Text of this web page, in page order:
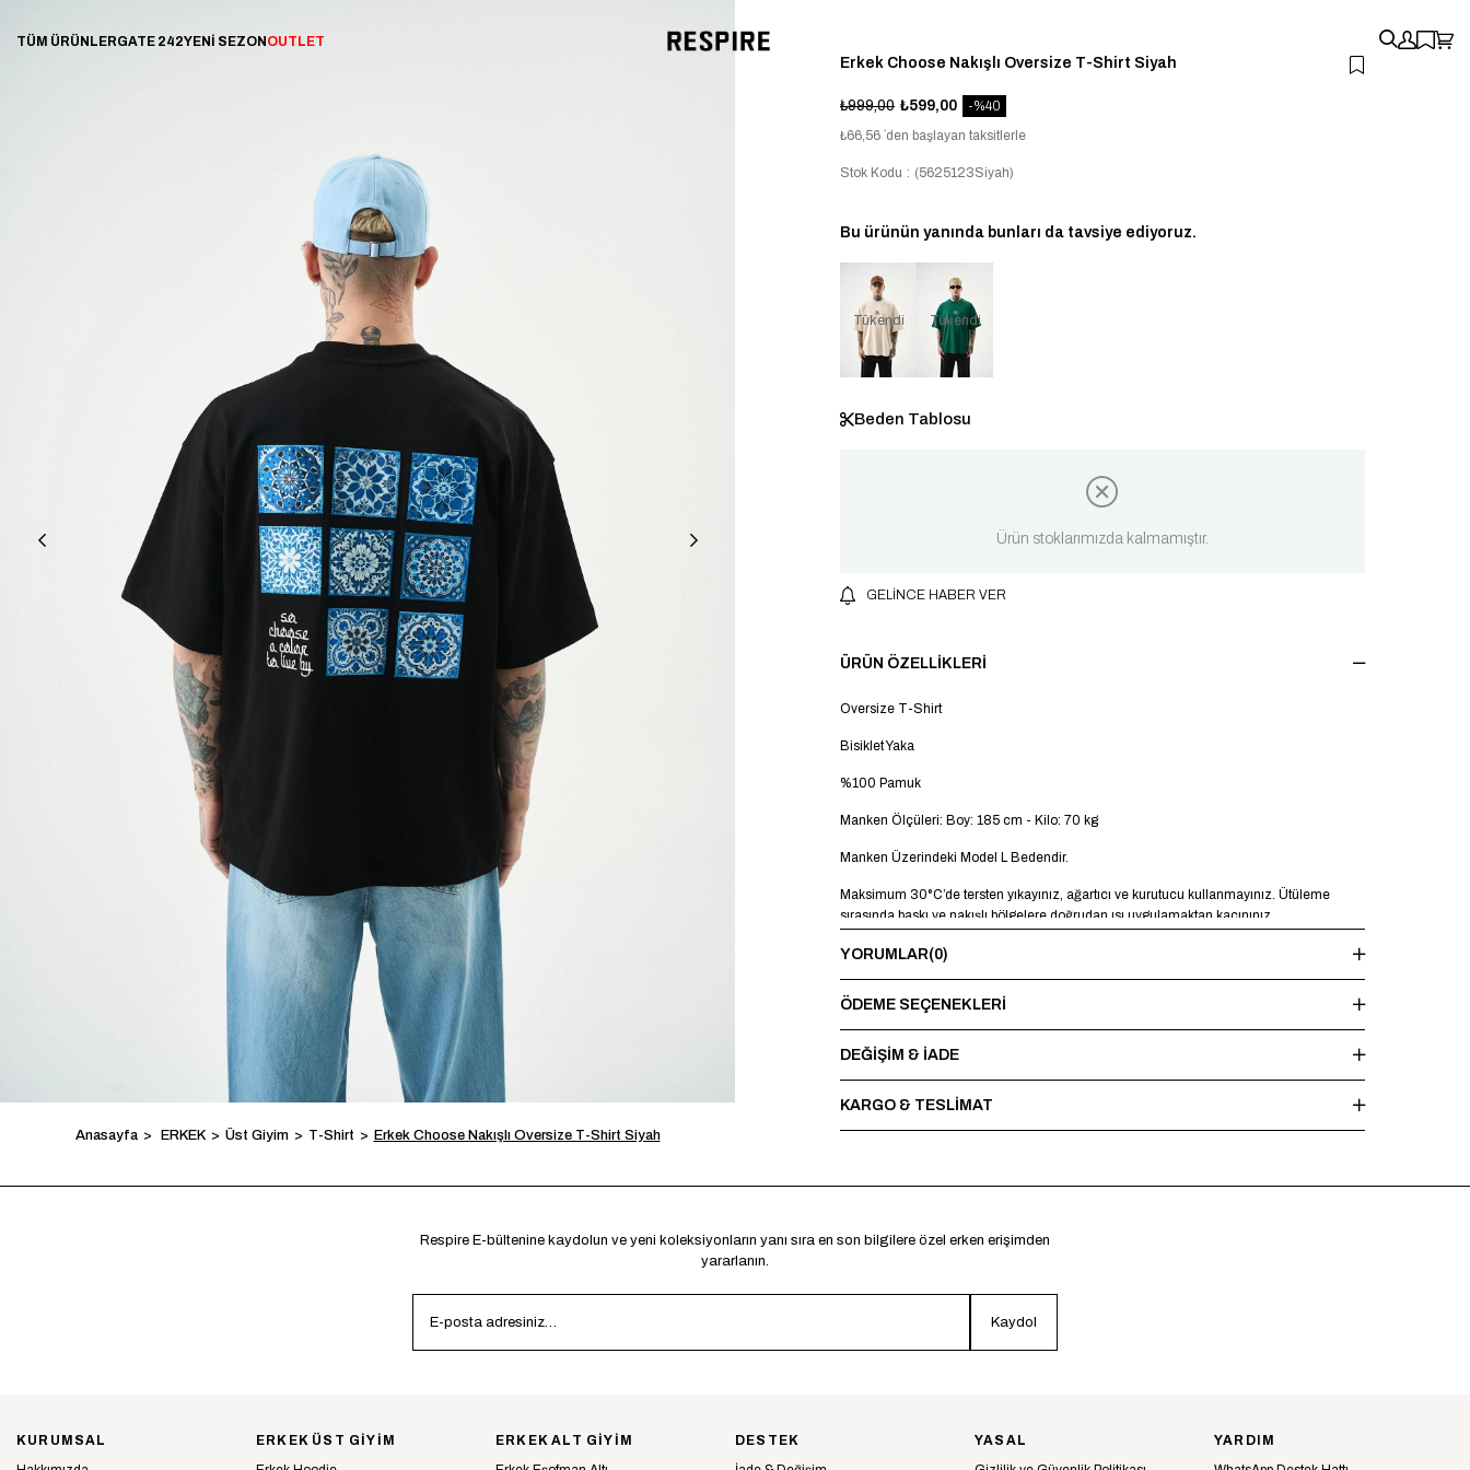
TÜM ÜRÜNLERGATE 242YENİ SEZONOUTLET
Anasayfa ERKEK Üst Giyim T-Shirt Erkek Choose Nakışlı Oversize T-Shirt Siyah
Erkek Choose Nakışlı Oversize T-Shirt Siyah
₺999,00 ₺599,00
40
₺66,56 `den başlayan taksitlerle
Stok Kodu (5625123Siyah)
Bu ürünün yanında bunları da tavsiye ediyoruz.
Tükendi Tükendi
Beden Tablosu
Ürün stoklarımızda kalmamıştır.
GELINCE HABER VER
ÜRÜN ÖZELLIKLERI
Oversize T-Shirt
Bisiklet Yaka
%100 Pamuk
Manken Ölçüleri: Boy: 185 cm - Kilo: 70 kg
Manken Üzerindeki Model L Bedendir.
Maksimum 30°C’de tersten yıkayınız, ağartıcı ve kurutucu kullanmayınız. Ütüleme
sırasında baskı ve nakışlı bölgelere doğrudan ısı uygulamaktan kaçınınız.
YORUMLAR(0)
ÖDEME SEÇENEKLERI
DEĞİŞİM & İADE
KARGO & TESLİMAT
Respire E-bültenine kaydolun ve yeni koleksiyonların yanı sıra en son bilgilere özel erken erişimden
yararlanın.
Kaydol
KURUMSAL
ERKEK ÜST GİYİM
ERKEK ALT GİYİM
DESTEK
YASAL
YARDIM